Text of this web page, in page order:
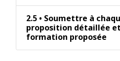
2.5 • Soumettre à
proposition détaillée
formation proposée